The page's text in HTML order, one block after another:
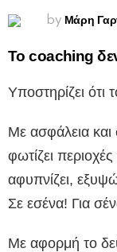
by Μάρη
Το coaching
Υποστηρίζει ότι
Με ασφάλεια και
φωτίζει
αφυπνίζει,
Σε εσένα! Για
Με αφορμή το